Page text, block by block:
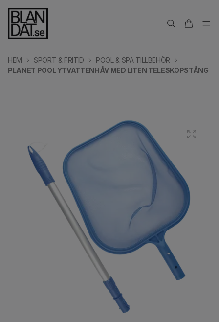
HEM SPORT & FRITID
POOL & SPA TILLBEHÖR
PLANET POOL YTVATTENHÅV MED LITEN TELESKOPSTÅNG